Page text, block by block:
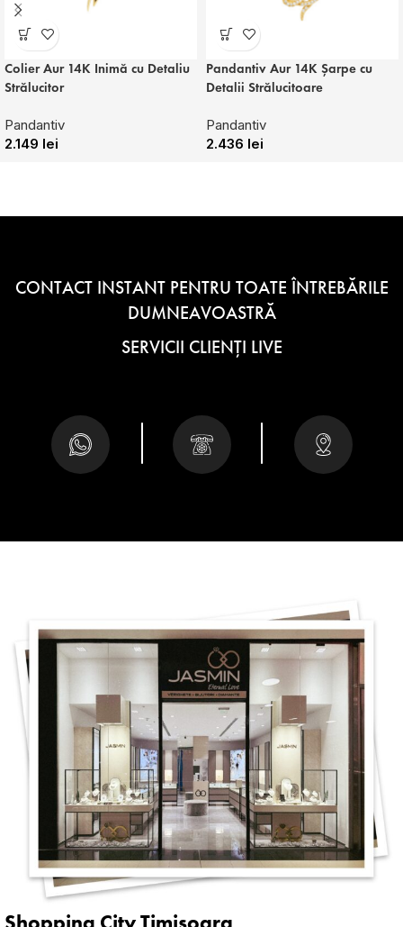
Colier Aur 14K Inimă cu Detaliu
Strălucitor
Pandantiv
2.149 lei
Pandantiv Aur 14K Șarpe cu
Detalii Strălucitoare
Pandantiv
2.436 lei
CONTACT INSTANT PENTRU TOATE ÎNTREBĂRILE
DUMNEAVOASTRĂ
SERVICII CLIENȚI LIVE